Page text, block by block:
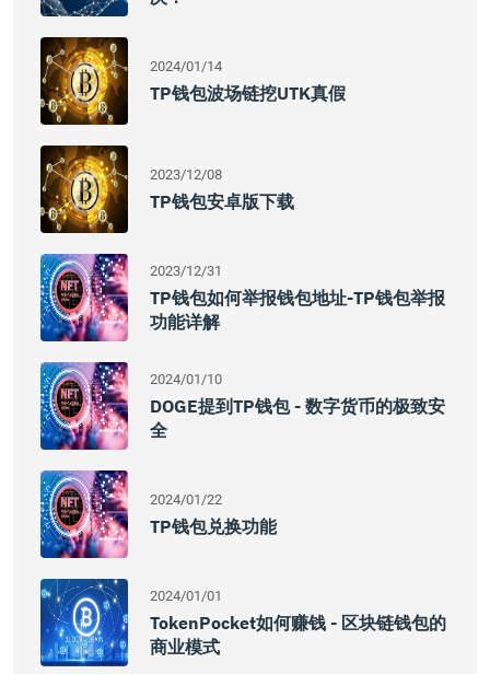
2024/01/14
TP钱包波场链挖UTK真假
2023/12/08
TP钱包安卓版下载
2023/12/31
TP钱包如何举报钱包地址-TP钱包举报
功能详解
2024/01/10
DOGE提到TP钱包 - 数字货币的极致安
全
2024/01/22
TP钱包兑换功能
2024/01/01
TokenPocket如何赚钱 - 区块链钱包的
商业模式